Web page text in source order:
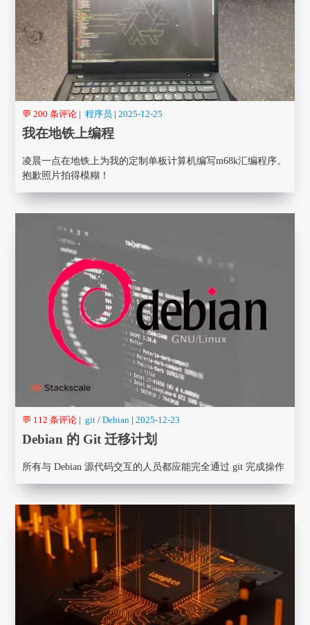
💬 200 条评论 | 程序员 |2025-12-25
我在地铁上编程
凌晨一点在地铁上为我的定制单板计算机编写m68k汇编程序。
抱歉照片拍得模糊！
💬 112 条评论 | git / Debian |2025-12-23
Debian 的 Git 迁移计划
所有与 Debian 源代码交互的人员都应能完全通过 git 完成操作